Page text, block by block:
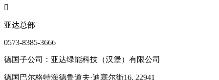

亚达总部
0573-8385-3666
德国子公司：亚达绿能科技（汉堡）有限公司
德国巴尔格特海德鲁道夫·迪塞尔街16. 22941